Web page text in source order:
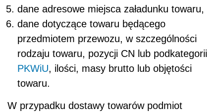
dane adresowe miejsca załadunku towaru,
dane dotyczące towaru będącego
przedmiotem przewozu, w szczególności
rodzaju towaru, pozycji CN lub podkategorii
PKWiU, ilości, masy brutto lub objętości
towaru.
W przypadku dostawy towarów podmiot